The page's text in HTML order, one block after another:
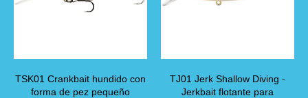
TSK01 Crankbait hundido con
forma de pez pequeño
TJ01 Jerk Shallow Diving -
Jerkbait flotante para